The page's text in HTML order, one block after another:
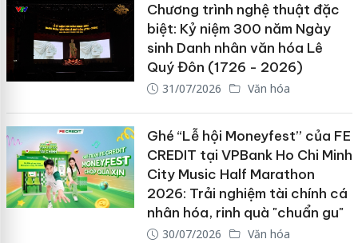
Chương trình nghệ thuật đặc
biệt: Kỷ niệm 300 năm Ngày
sinh Danh nhân văn hóa Lê
Quý Đôn (1726 - 2026)
31/07/2026 Văn hóa
Ghé “Lễ hội Moneyfest” của FE
CREDIT tại VPBank Ho Chi Minh
City Music Half Marathon
2026: Trải nghiệm tài chính cá
nhân hóa, rinh quà "chuẩn gu"
30/07/2026 Văn hóa